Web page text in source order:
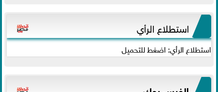
استطلاع الرأي
استطلاع الرأي: اضغط للتحميل